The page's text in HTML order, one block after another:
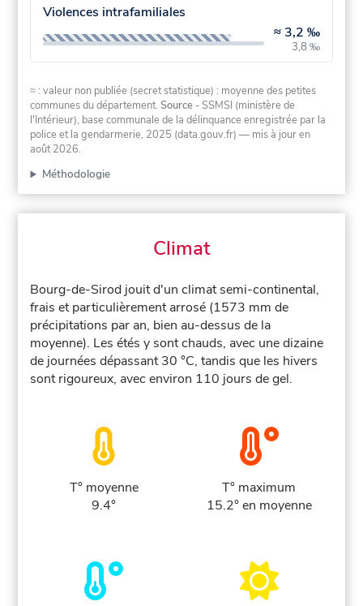
Violences intrafamiliales
≈ 3,2 ‰
3,8 ‰
≈ : valeur non publiée (secret statistique) : moyenne des petites
communes du département.Source - SSMSI (ministère de
l'Intérieur), base communale de la délinquance enregistrée par la
police et la gendarmerie, 2025 (data.gouv.fr) — mis à jour en
août 2026.
Méthodologie
Climat
Bourg-de-Sirod jouit d'un climat semi-continental,
frais et particulièrement arrosé (1573 mm de
précipitations par an, bien au-dessus de la
moyenne). Les étés y sont chauds, avec une dizaine
de journées dépassant 30 °C, tandis que les hivers
sont rigoureux, avec environ 110 jours de gel.
T° moyenne
9.4°
T° maximum
15.2° en moyenne